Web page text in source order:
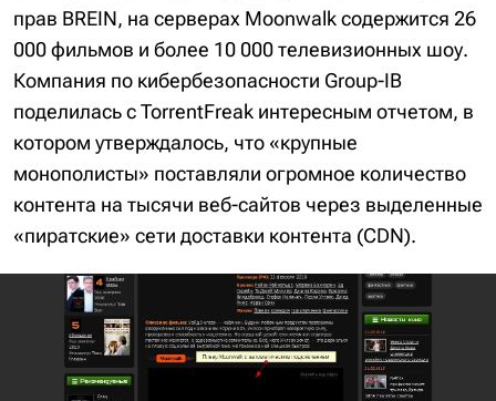
прав BREIN, на серверах Moonwalk содержится 26
000 фильмов и более 10 000 телевизионных шоу.
Компания по кибербезопасности Group-IB
поделилась с TorrentFreak интересным отчетом, в
котором утверждалось, что «крупные
монополисты» поставляли огромное количество
контента на тысячи веб-сайтов через выделенные
«пиратские» сети доставки контента (CDN).